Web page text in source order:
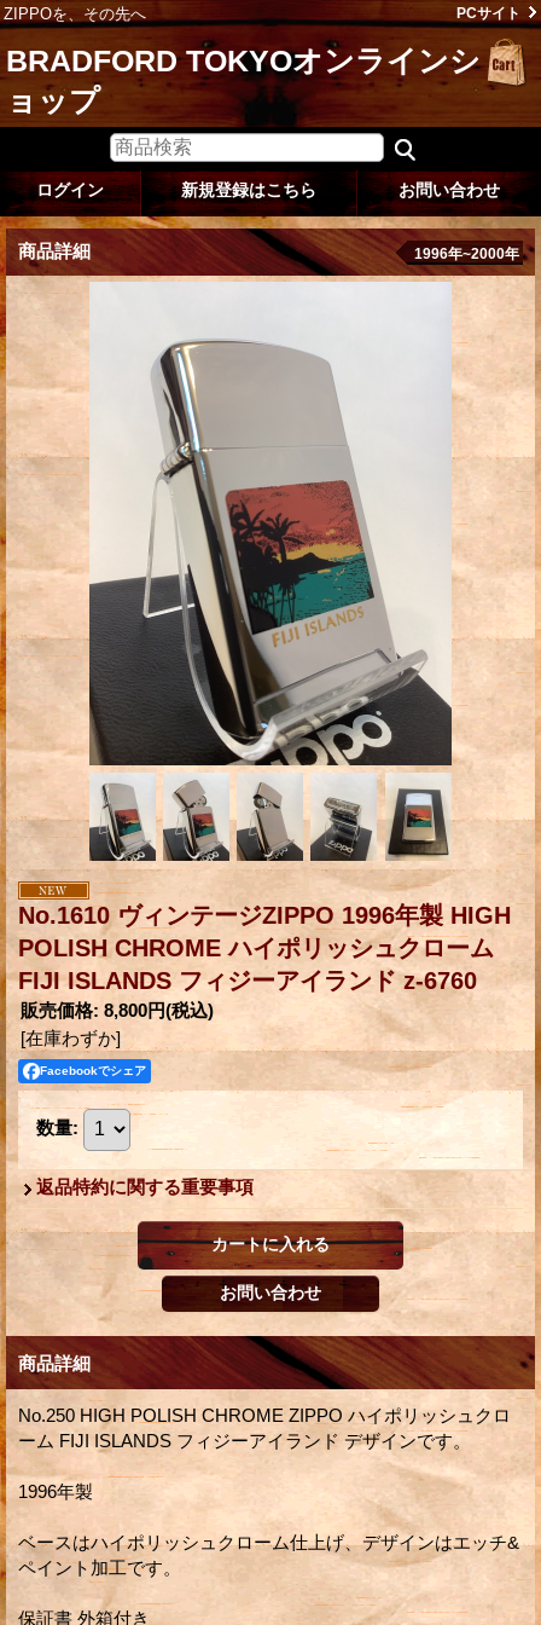
ZIPPOを、その先へ PCサイト
BRADFORD TOKYOオンラインシ
ョップ
ログイン 新規登録はこちら お問い合わせ
商品詳細 1996年~2000年
No.1610 ヴィンテージZIPPO 1996年製 HIGH
POLISH CHROME ハイポリッシュクローム
FIJI ISLANDS フィジーアイランド z-6760
販売価格: 8,800円(税込)
[在庫わずか]
Facebookでシェア
数量:
返品特約に関する重要事項
商品詳細
No.250 HIGH POLISH CHROME ZIPPO ハイポリッシュクロ
ーム FIJI ISLANDS フィジーアイランド デザインです。
1996年製
ベースはハイポリッシュクローム仕上げ、デザインはエッチ&
ペイント加工です。
保証書 外箱付き